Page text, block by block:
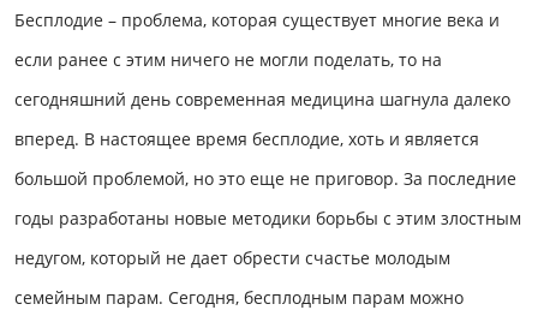
Бесплодие – проблема, которая существует многие века и
если ранее с этим ничего не могли поделать, то на
сегодняшний день современная медицина шагнула далеко
вперед. В настоящее время бесплодие, хоть и является
большой проблемой, но это еще не приговор. За последние
годы разработаны новые методики борьбы с этим злостным
недугом, который не дает обрести счастье молодым
семейным парам. Сегодня, бесплодным парам можно